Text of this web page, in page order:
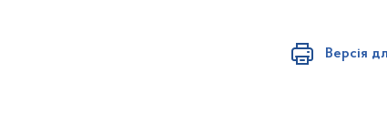
Версія